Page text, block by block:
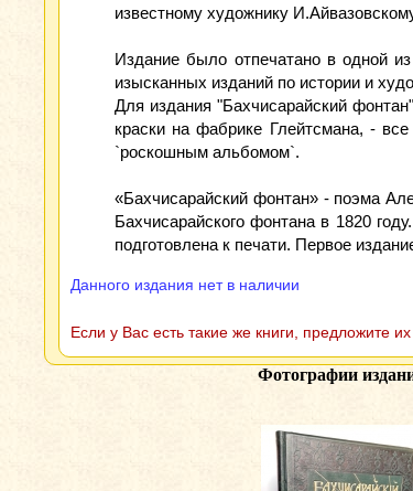
известному художнику
Издание было отпечатано в одной
изысканных изданий по истории и
Для издания "Бахчисарайский
краски на фабрике Глейтсмана, -
`роскошным альбомом`.
«Бахчисарайский фонтан» - поэма
Бахчисарайского фонтана в 1820
подготовлена к печати. Первое
Данного издания нет в наличии
Если у Вас есть такие же книги, предложите
Фотографии